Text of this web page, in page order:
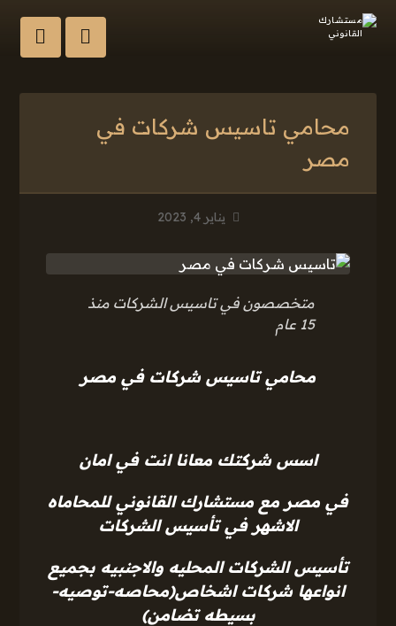
محامي تاسيس شركات في
مصر
يناير 4, 2023
متخصصون في تاسيس الشركات منذ
15 عام
محامي تاسيس شركات في مصر
اسس شركتك معانا انت في امان
في مصر مع مستشارك القانوني للمحاماه
الاشهر في تأسيس الشركات
تأسيس الشركات المحليه والاجنبيه بجميع
انواعها شركات اشخاص(محاصه-توصيه-
بسيطه تضامن)